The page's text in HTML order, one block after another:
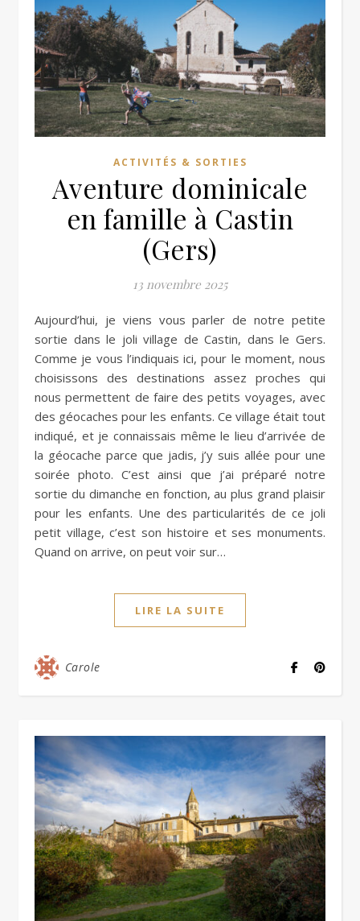
ACTIVITÉS & SORTIES
Aventure dominicale
en famille à Castin
(Gers)
13 novembre 2025
Aujourd’hui, je viens vous parler de notre petite
sortie dans le joli village de Castin, dans le Gers.
Comme je vous l’indiquais ici, pour le moment, nous
choisissons des destinations assez proches qui
nous permettent de faire des petits voyages, avec
des géocaches pour les enfants. Ce village était tout
indiqué, et je connaissais même le lieu d’arrivée de
la géocache parce que jadis, j’y suis allée pour une
soirée photo. C’est ainsi que j’ai préparé notre
sortie du dimanche en fonction, au plus grand plaisir
pour les enfants. Une des particularités de ce joli
petit village, c’est son histoire et ses monuments.
Quand on arrive, on peut voir sur…
LIRE LA SUITE
Carole